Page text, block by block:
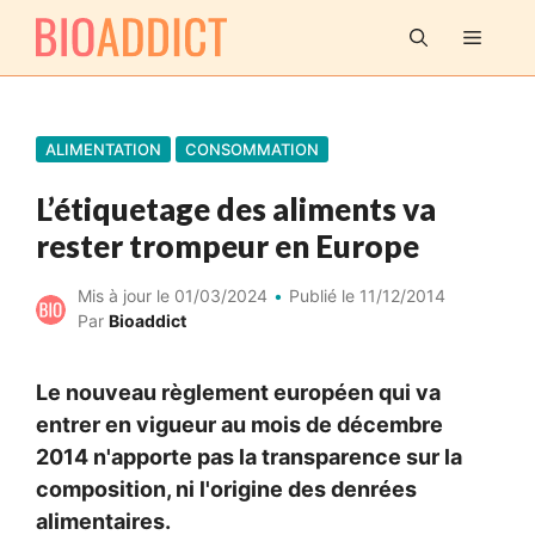
Aller
contenu
MENU
ALIMENTATION CONSOMMATION
L’étiquetage des aliments va
rester trompeur en Europe
Mis à jour le 01/03/2024 Publié le 11/12/2014
Par Bioaddict
Le nouveau règlement européen qui va
entrer en vigueur au mois de décembre
2014 n'apporte pas la transparence sur la
composition, ni l'origine des denrées
alimentaires.